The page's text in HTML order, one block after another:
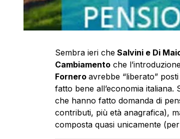
Sembra ieri cheSalvini e Di
Cambiamentoche
Fornero avrebbe “liberato”
fatto bene all’economia italiana.
che hanno fatto domanda di
contributi, più età anagrafica),
composta quasi unicamente